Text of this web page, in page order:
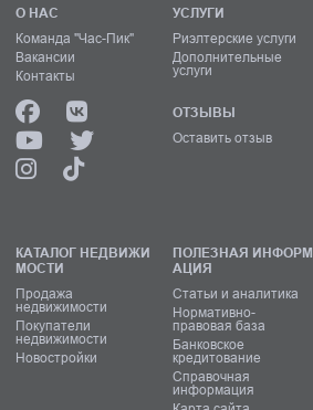
О НАС
Команда "Час-Пик"
Вакансии
Контакты
УСЛУГИ
Риэлтерские услуги
Дополнительные
услуги
ОТЗЫВЫ
Оставить отзыв
КАТАЛОГ НЕДВИЖИ
МОСТИ
Продажа
недвижимости
Покупатели
недвижимости
Новостройки
ПОЛЕЗНАЯ ИНФОРМ
АЦИЯ
Статьи и аналитика
Нормативно-
правовая база
Банковское
кредитование
Справочная
информация